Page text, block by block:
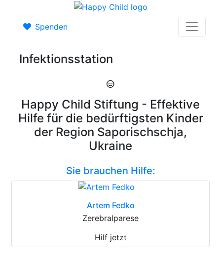
Spenden
Infektionsstation
Happy Child Stiftung - Effektive
Hilfe für die bedürftigsten Kinder
der Region Saporischschja,
Ukraine
Sie brauchen Hilfe:
Artem Fedko
Zerebralparese
Hilf jetzt